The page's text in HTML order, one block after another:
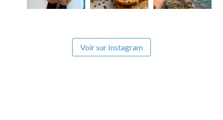
Voir sur Instagram